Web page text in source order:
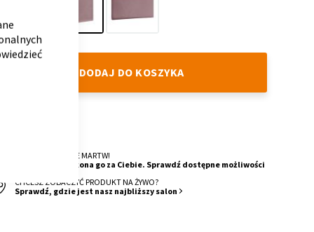
BAR
DODAJ DO KOSZYKA
O MONTAŻ SIĘ NIE MARTW!
Nasza ekipa wykona go za Ciebie. Sprawdź dostępne możliwości
CHCESZ ZOBACZYĆ PRODUKT NA ŻYWO?
Sprawdź, gdzie jest nasz najbliższy salon